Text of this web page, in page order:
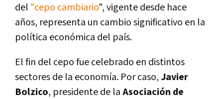
del "cepo cambiario", vigente desde hace
años, representa un cambio significativo en la
política económica del país.
El fin del cepo fue celebrado en distintos
sectores de la economía. Por caso,Javier
Bolzico, presidente de laAsociación de